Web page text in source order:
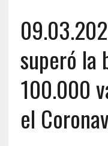
superó la
100.000
el